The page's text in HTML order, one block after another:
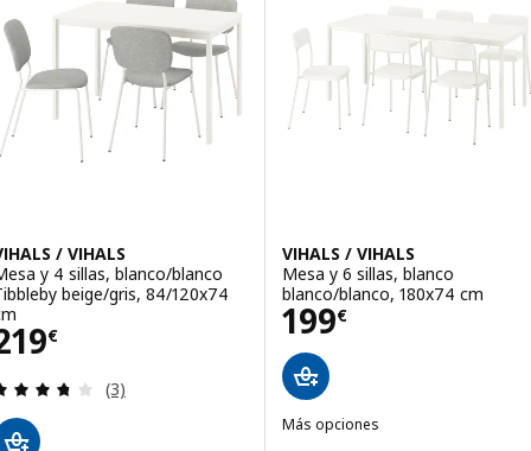
/ VIHALS
y 4 sillas, blanco/blanco
beige/gris, 84/120x74
€ 219€
Revisa: 3.7 de 5 estrellas. Total opiniones:
(3)
VIHALS / VIHALS
Mesa y 6 sillas, blanco
blanco/blanco, 180x74 cm
199€
Precio 199€
Más opciones